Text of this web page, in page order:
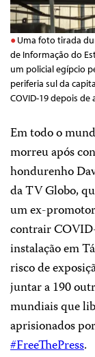
Uma foto tirada
de Informação do
um policial egípcio
periferia sul da
COVID-19 depois de
Em todo o
morreu após
hondurenho
da TV Globo,
um ex-
contrair
instalação em
risco de
juntar a 190
mundiais que
aprisionados
#FreeThePress.